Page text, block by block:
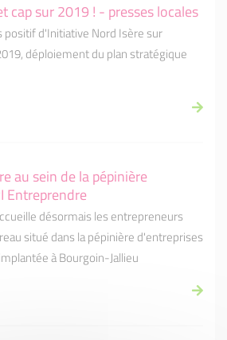
cap sur 2019 ! - presses locales
positif d'Initiative Nord Isère sur
déploiement du plan stratégique
au sein de la pépinière
Entreprendre
désormais les entrepreneurs
situé dans la pépinière d'entreprises
à Bourgoin-Jallieu